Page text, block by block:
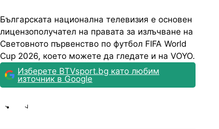
Българската национална телевизия е основен
лицензополучател на правата за излъчване на
Световното първенство по футбол FIFA World
Cup 2026, което можете да гледате и на VOYO.
Изберете BTVsport.bg като любим
източник в Google